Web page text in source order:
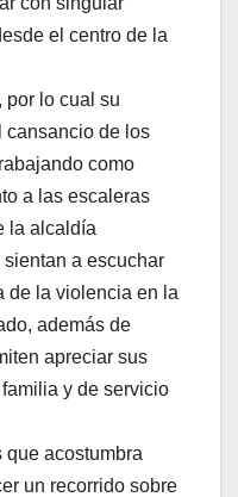
el centro de la
por lo cual su
cansancio de los
como
a las escaleras
la alcaldía
a escuchar
de la violencia en la
además de
apreciar sus
y de servicio
que acostumbra
un recorrido sobre